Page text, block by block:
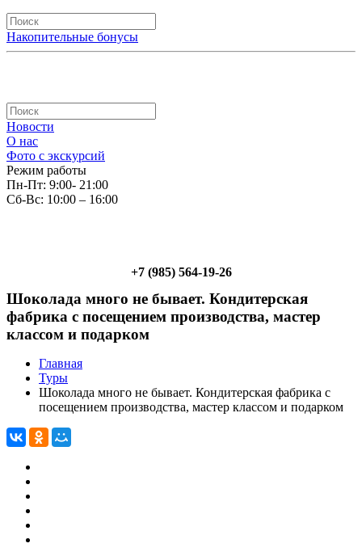
Накопительные бонусы
Новости
О нас
Фото с экскурсий
Режим работы
Пн-Пт: 9:00- 21:00
Сб-Вс: 10:00 – 16:00
+7 (985) 564-19-26
Шоколада много не бывает. Кондитерская
фабрика с посещением производства, мастер
классом и подарком
Главная
Туры
Шоколада много не бывает. Кондитерская фабрика с
посещением производства, мастер классом и подарком